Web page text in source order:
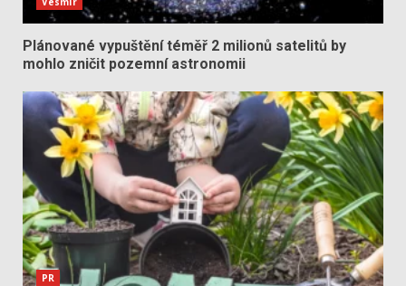
Plánované vypuštění téměř 2 milionů satelitů by
mohlo zničit pozemní astronomii
PR